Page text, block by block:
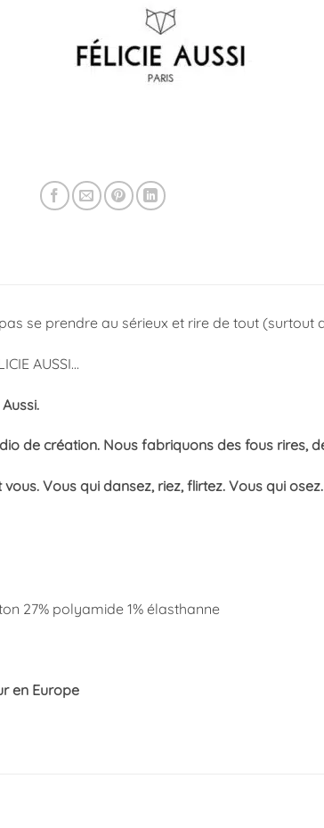
se prendre au sérieux et rire de tout (surtout
AUSSI…
de création. Nous fabriquons des fous rires,
vous. Vous qui dansez, riez, flirtez. Vous qui
27% polyamide 1% élasthanne
en Europe